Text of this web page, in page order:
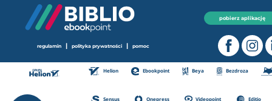
pobierz aplikację
regulamin | polityka prywatności | pomoc
Helion Ebookpoint Beya Bezdroza
Sensus Onepress Videopoint Editio